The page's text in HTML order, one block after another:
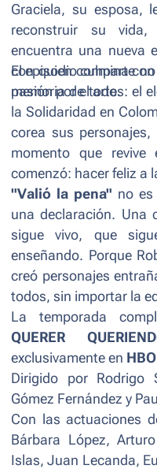
Graciela, su esposa,
reconstruir su
encuentra una nueva
con quien comparte
pasión por el arte.
El episodio culmina
memoria de todos: el
la Solidaridad en
corea sus
momento que
comenzó: hacer feliz a
"Valió la pena" no
una declaración. Una
sigue vivo, que
enseñando. Porque
creó personajes
todos, sin importar la
La temporada
QUERER
exclusivamente en
Dirigido por Rodrigo
Gómez Fernández y
Con las actuaciones
Bárbara López,
Islas, Juan Lecanda,